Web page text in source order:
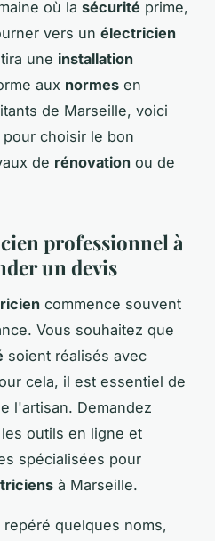
où la sécurité prime,
vers un électricien
une installation
aux normes en
de Marseille, voici
choisir le bon
de rénovation ou de
professionnel à
un devis
commence souvent
Vous souhaitez que
soient réalisés avec
cela, il est essentiel de
l'artisan. Demandez
outils en ligne et
spécialisées pour
à Marseille.
quelques noms,